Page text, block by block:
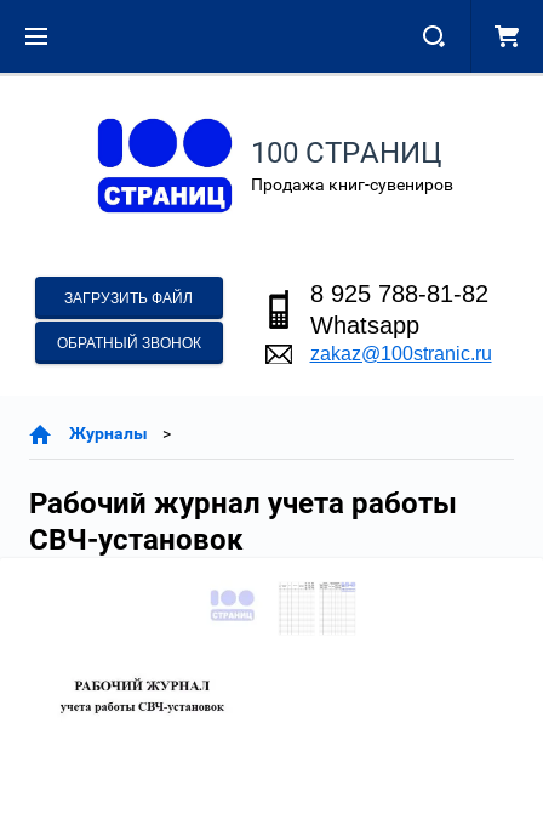
100 СТРАНИЦ
Продажа книг-сувениров
ЗАГРУЗИТЬ ФАЙЛ
ОБРАТНЫЙ ЗВОНОК
8 925 788-81-82
Whatsapp
zakaz@100stranic.ru
Журналы
Рабочий журнал учета работы
СВЧ-установок